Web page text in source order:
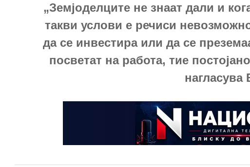
„Земјоделците не знаат дали и
такви услови е речиси
да се инвестира или да се
посветат на работа, тие
нагласува